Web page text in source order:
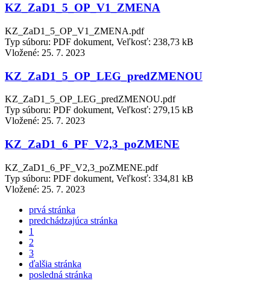
KZ_ZaD1_5_OP_V1_ZMENA
KZ_ZaD1_5_OP_V1_ZMENA.pdf
Typ súboru: PDF dokument, Veľkosť: 238,73 kB
Vložené: 25. 7. 2023
KZ_ZaD1_5_OP_LEG_predZMENOU
KZ_ZaD1_5_OP_LEG_predZMENOU.pdf
Typ súboru: PDF dokument, Veľkosť: 279,15 kB
Vložené: 25. 7. 2023
KZ_ZaD1_6_PF_V2,3_poZMENE
KZ_ZaD1_6_PF_V2,3_poZMENE.pdf
Typ súboru: PDF dokument, Veľkosť: 334,81 kB
Vložené: 25. 7. 2023
prvá stránka
predchádzajúca stránka
1
2
3
ďalšia stránka
posledná stránka